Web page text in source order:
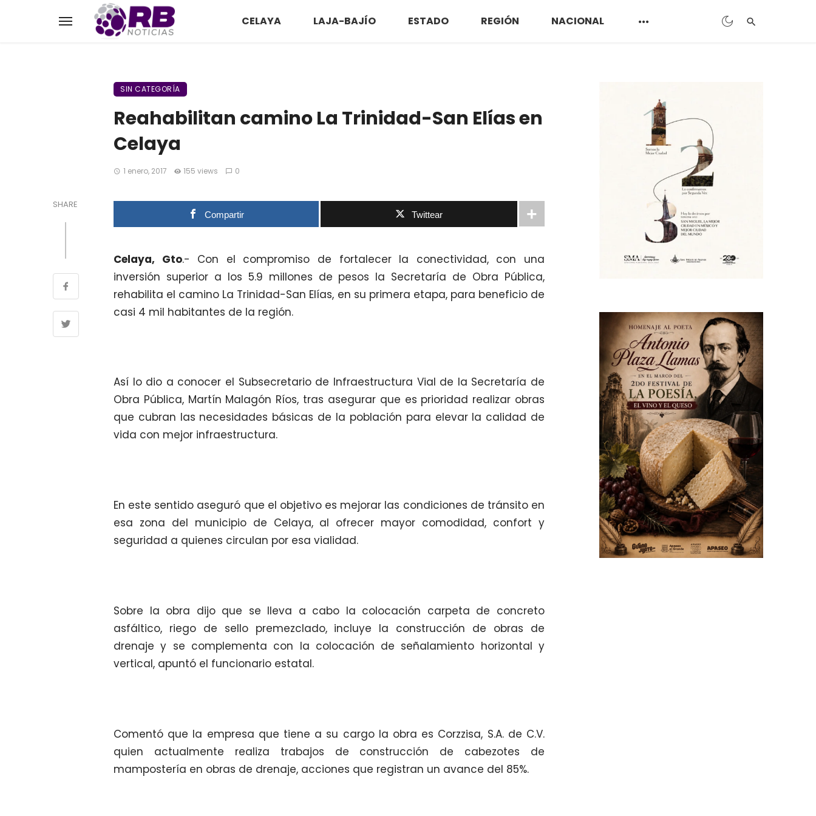
CELAYA LAJA-BAJÍO ESTADO REGIÓN NACIONAL
SIN CATEGORÍA
Reahabilitan camino La Trinidad-San Elías en
Celaya
1 enero, 2017 155 views 0
SHARE
Compartir Twittear
Celaya, Gto.- Con el compromiso de fortalecer la conectividad, con una
inversión superior a los 5.9 millones de pesos la Secretaría de Obra Pública,
rehabilita el camino La Trinidad-San Elías, en su primera etapa, para beneficio de
casi 4 mil habitantes de la región.
Así lo dio a conocer el Subsecretario de Infraestructura Vial de la Secretaría de
Obra Pública, Martín Malagón Ríos, tras asegurar que es prioridad realizar obras
que cubran las necesidades básicas de la población para elevar la calidad de
vida con mejor infraestructura.
En este sentido aseguró que el objetivo es mejorar las condiciones de tránsito en
esa zona del municipio de Celaya, al ofrecer mayor comodidad, confort y
seguridad a quienes circulan por esa vialidad.
Sobre la obra dijo que se lleva a cabo la colocación carpeta de concreto
asfáltico, riego de sello premezclado, incluye la construcción de obras de
drenaje y se complementa con la colocación de señalamiento horizontal y
vertical, apuntó el funcionario estatal.
Comentó que la empresa que tiene a su cargo la obra es Corzzisa, S.A. de C.V.
quien actualmente realiza trabajos de construcción de cabezotes de
mampostería en obras de drenaje, acciones que registran un avance del 85%.